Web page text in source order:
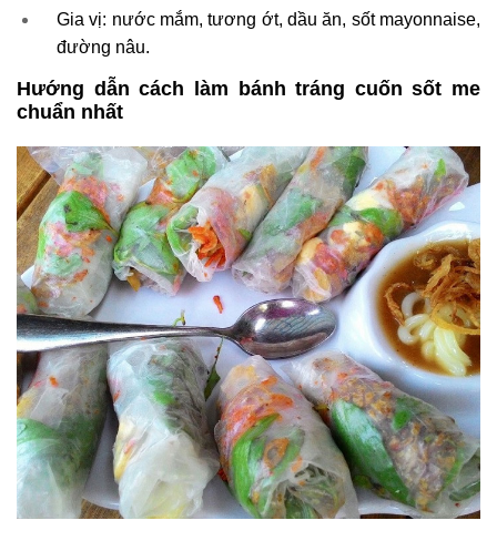
Gia vị: nước mắm, tương ớt, dầu ăn, sốt mayonnaise,
đường nâu.
Hướng dẫn cách làm bánh tráng cuốn sốt me
chuẩn nhất